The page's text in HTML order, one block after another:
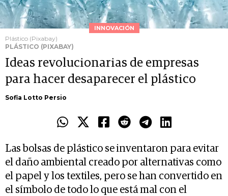
INNOVACIÓN
Plástico (Pixabay)
PLÁSTICO (PIXABAY)
Ideas revolucionarias de empresas
para hacer desaparecer el plástico
Sofia Lotto Persio
Las bolsas de plástico se inventaron para evitar
el daño ambiental creado por alternativas como
el papel y los textiles, pero se han convertido en
el símbolo de todo lo que está mal con el